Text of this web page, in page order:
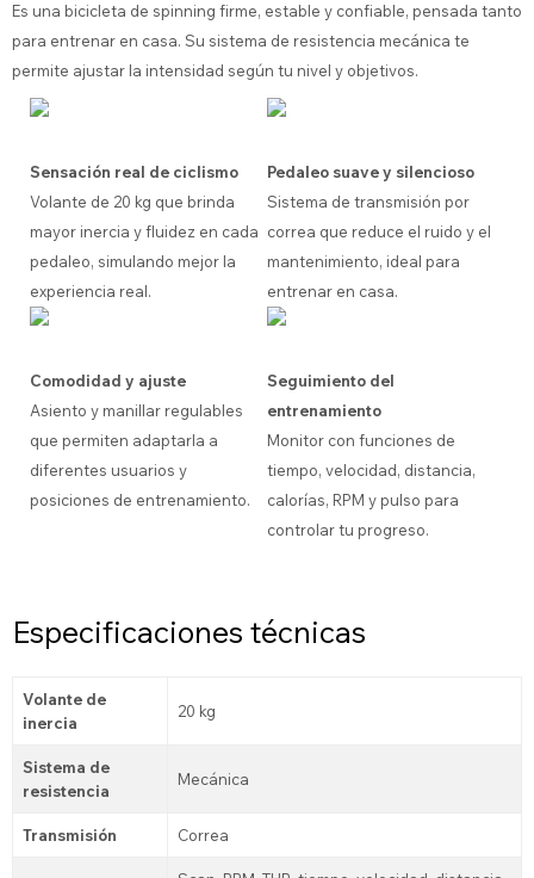
Es una bicicleta de spinning firme, estable y confiable, pensada tanto
para entrenar en casa. Su sistema de resistencia mecánica te
permite ajustar la intensidad según tu nivel y objetivos.
Sensación real de ciclismo
Volante de 20 kg que brinda
mayor inercia y fluidez en cada
pedaleo, simulando mejor la
experiencia real.
Pedaleo suave y silencioso
Sistema de transmisión por
correa que reduce el ruido y el
mantenimiento, ideal para
entrenar en casa.
Comodidad y ajuste
Asiento y manillar regulables
que permiten adaptarla a
diferentes usuarios y
posiciones de entrenamiento.
Seguimiento del
entrenamiento
Monitor con funciones de
tiempo, velocidad, distancia,
calorías, RPM y pulso para
controlar tu progreso.
Especificaciones técnicas
Volante de
inercia
20 kg
Sistema de
resistencia
Mecánica
Transmisión Correa